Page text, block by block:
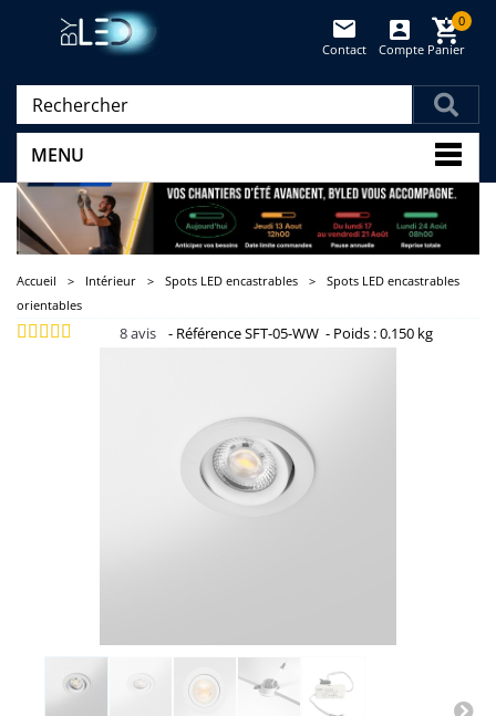
Panier
0
Compte
Contact
MENU
Accueil > Intérieur > Spots LED encastrables >
Spots LED encastrables
orientables
8avis - RéférenceSFT-05-WW - Poids :0.150 kg